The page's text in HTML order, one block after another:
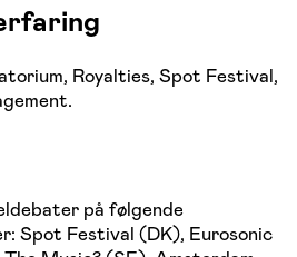
Royalties, Spot Festival,
på følgende
Spot Festival (DK), Eurosonic